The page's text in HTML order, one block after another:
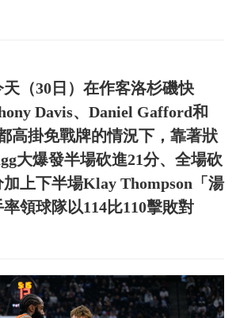
（30日）在作客洛杉磯快
Davis、Daniel Gafford和
高掛免戰牌的情況下，靠著狀
大爆發半場砍進21分、全場砍
上下半場Klay Thompson「湯
領球隊以114比110擊敗對